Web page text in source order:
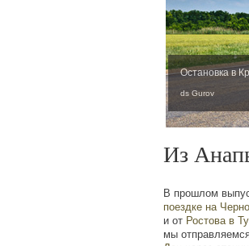
Остановка в
ds Gurov
Из
В прошлом
поездке на
и от Ростова в
мы